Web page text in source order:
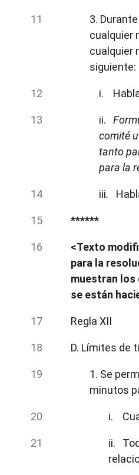
3.
cualquier
cualquier
siguiente:
i.
ii.
comité
tanto
para la
iii.
******
<Texto
para la
muestran los
se están
Regla XII
D. Límites de
1. Se
minutos
i.
ii.